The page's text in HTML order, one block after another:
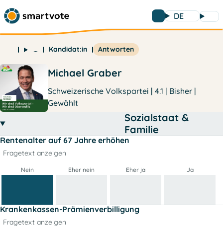
DE
… Kandidat:in Antworten
Michael Graber
Schweizerische Volkspartei | 4.1 | Bisher |
Gewählt
Sozialstaat &
Familie
Rentenalter auf 67 Jahre erhöhen
Fragetext anzeigen
Nein Eher nein Eher ja Ja
Krankenkassen-Prämienverbilligung
Fragetext anzeigen